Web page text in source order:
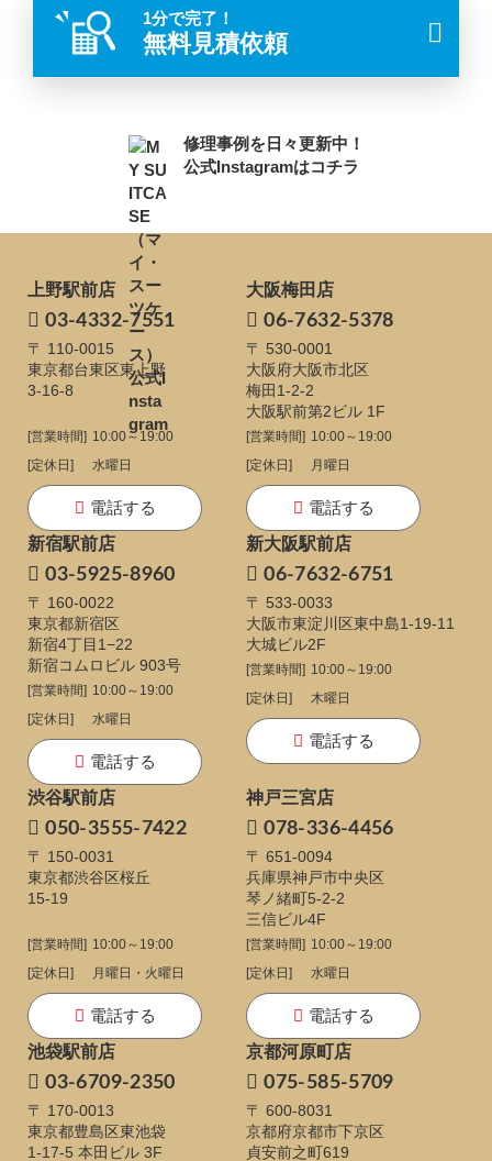
1分で完了！
無料見積依頼
修理事例を日々更新中！
公式Instagramはコチラ
上野駅前店
03-4332-7551
〒 110-0015
東京都台東区東上野
3-16-8
[営業時間] 10:00～19:00
[定休日]
水曜日
電話する
大阪梅田店
06-7632-5378
〒 530-0001
大阪府大阪市北区
梅田1-2-2
大阪駅前第2ビル 1F
[営業時間] 10:00～19:00
[定休日]
月曜日
電話する
新宿駅前店
03-5925-8960
〒 160-0022
東京都新宿区
新宿4丁目1−22
新宿コムロビル 903号
[営業時間] 10:00～19:00
[定休日]
水曜日
電話する
新大阪駅前店
06-7632-6751
〒 533-0033
大阪市東淀川区東中島1-19-11
大城ビル2F
[営業時間] 10:00～19:00
[定休日]
木曜日
電話する
渋谷駅前店
050-3555-7422
〒 150-0031
東京都渋谷区桜丘
15-19
[営業時間] 10:00～19:00
[定休日]
月曜日・火曜日
電話する
神戸三宮店
078-336-4456
〒 651-0094
兵庫県神戸市中央区
琴ノ緒町5-2-2
三信ビル4F
[営業時間] 10:00～19:00
[定休日]
水曜日
電話する
池袋駅前店
03-6709-2350
〒 170-0013
東京都豊島区東池袋
1-17-5 本田ビル 3F
京都河原町店
075-585-5709
〒 600-8031
京都府京都市下京区
貞安前之町619